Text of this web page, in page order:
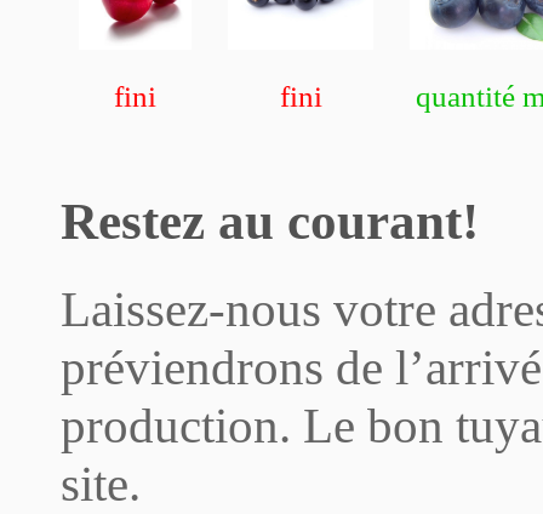
fini fini quantité
Restez au courant!
Laissez-nous votre
préviendrons de
production. Le bon
site.